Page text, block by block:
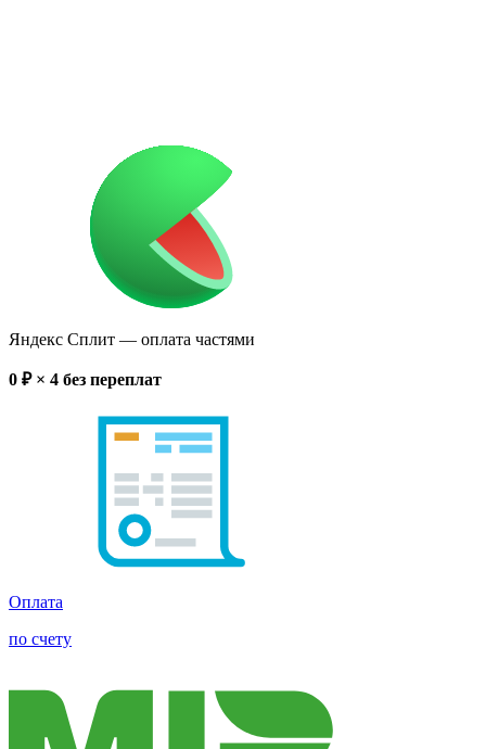
Яндекс Сплит — оплата частями
0 ₽ × 4 без переплат
Оплата
по счету